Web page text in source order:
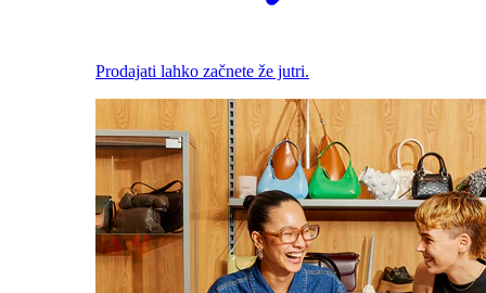
Prodajati lahko začnete že jutri.